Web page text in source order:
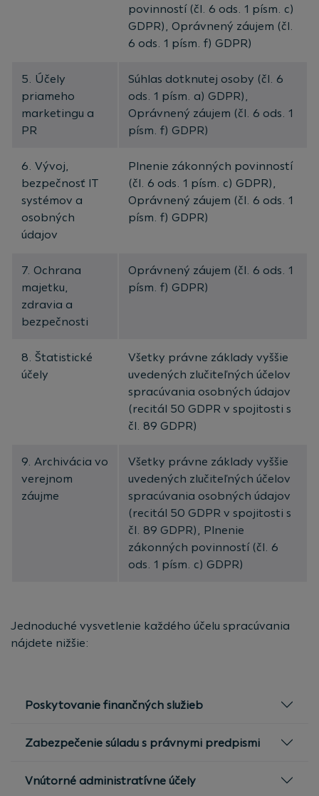
povinností (čl. 6 ods. 1 písm. c)
GDPR), Oprávnený záujem (čl.
6 ods. 1 písm. f) GDPR)
5. Účely
priameho
marketingu a
PR
Súhlas dotknutej osoby (čl. 6
ods. 1 písm. a) GDPR),
Oprávnený záujem (čl. 6 ods. 1
písm. f) GDPR)
6. Vývoj,
bezpečnosť IT
systémov a
osobných
údajov
Plnenie zákonných povinností
(čl. 6 ods. 1 písm. c) GDPR),
Oprávnený záujem (čl. 6 ods. 1
písm. f) GDPR)
7. Ochrana
majetku,
zdravia a
bezpečnosti
Oprávnený záujem (čl. 6 ods. 1
písm. f) GDPR)
8. Štatistické
účely
Všetky právne základy vyššie
uvedených zlučiteľných účelov
spracúvania osobných údajov
(recitál 50 GDPR v spojitosti s
čl. 89 GDPR)
9. Archivácia vo
verejnom
záujme
Všetky právne základy vyššie
uvedených zlučiteľných účelov
spracúvania osobných údajov
(recitál 50 GDPR v spojitosti s
čl. 89 GDPR), Plnenie
zákonných povinností (čl. 6
ods. 1 písm. c) GDPR)
Jednoduché vysvetlenie každého účelu spracúvania
nájdete nižšie:
Poskytovanie finančných služieb
Zabezpečenie súladu s právnymi predpismi
Vnútorné administratívne účely